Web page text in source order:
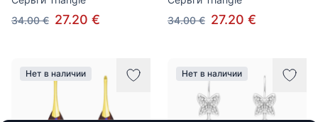
34.00 € 27.20 €
34.00 € 27.20 €
Нет в наличии Нет в наличии